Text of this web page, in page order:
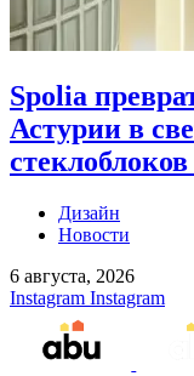
Spolia
Астурии в
Дизайн
Новости
6 августа, 2026
Instagram Instagram